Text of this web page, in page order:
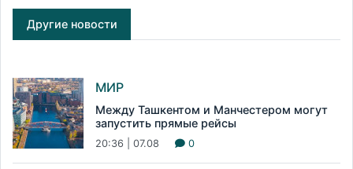
Другие новости
МИР
Между Ташкентом и Манчестером могут
запустить прямые рейсы
20:36 | 07.08 0